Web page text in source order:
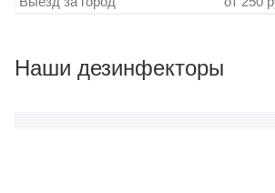
Наши дезинфекторы